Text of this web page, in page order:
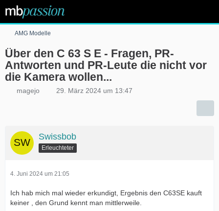
AMG Modelle
Über den C 63 S E - Fragen, PR-
Antworten und PR-Leute die nicht vor
die Kamera wollen...
magejo 29. März 2024 um 13:47
Swissbob
Erleuchteter
4. Juni 2024 um 21:05
Ich hab mich mal wieder erkundigt, Ergebnis den C63SE kauft
keiner , den Grund kennt man mittlerweile.